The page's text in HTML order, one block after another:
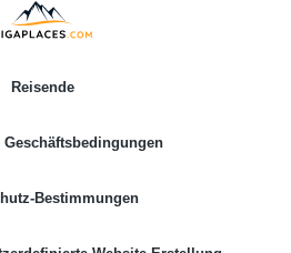
Reisende
Bestimmungen